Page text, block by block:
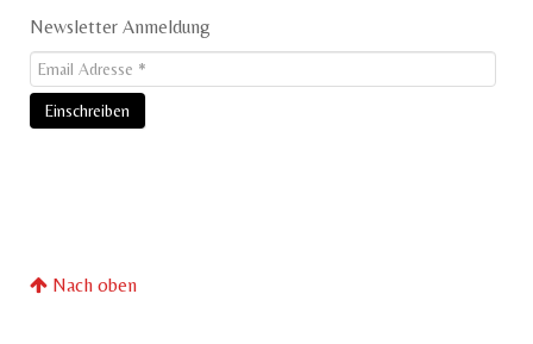
Newsletter Anmeldung
Nach oben